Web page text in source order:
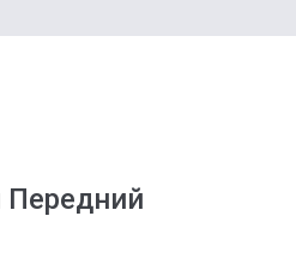
Передний